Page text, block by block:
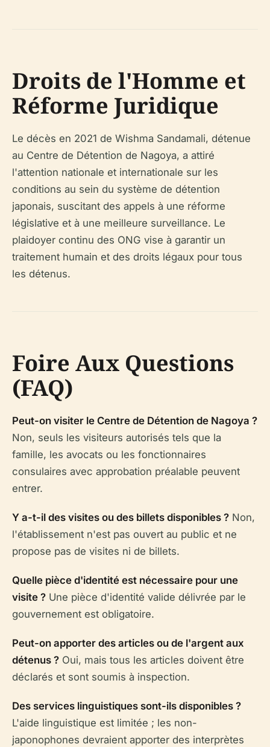
Droits de l'Homme et
Réforme Juridique
Le décès en 2021 de Wishma Sandamali, détenue
au Centre de Détention de Nagoya, a attiré
l'attention nationale et internationale sur les
conditions au sein du système de détention
japonais, suscitant des appels à une réforme
législative et à une meilleure surveillance. Le
plaidoyer continu des ONG vise à garantir un
traitement humain et des droits légaux pour tous
les détenus.
Foire Aux Questions
(FAQ)
Peut-on visiter le Centre de Détention de Nagoya ?
Non, seuls les visiteurs autorisés tels que la
famille, les avocats ou les fonctionnaires
consulaires avec approbation préalable peuvent
entrer.
Y a-t-il des visites ou des billets disponibles ? Non,
l'établissement n'est pas ouvert au public et ne
propose pas de visites ni de billets.
Quelle pièce d'identité est nécessaire pour une
visite ? Une pièce d'identité valide délivrée par le
gouvernement est obligatoire.
Peut-on apporter des articles ou de l'argent aux
détenus ? Oui, mais tous les articles doivent être
déclarés et sont soumis à inspection.
Des services linguistiques sont-ils disponibles ?
L'aide linguistique est limitée ; les non-
japonophones devraient apporter des interprètes